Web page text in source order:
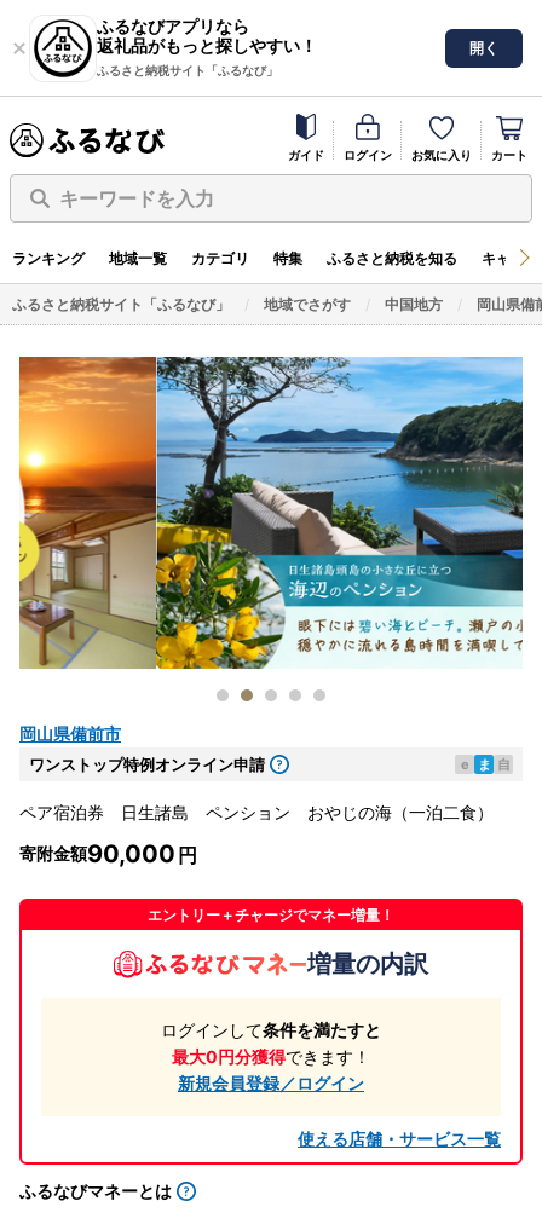
ふるなびアプリなら
返礼品がもっと探しやすい！
ふるさと納税サイト「ふるなび」
開く
ガイド ログイン お気に入り カート
キーワードを入力
ランキング 地域一覧 カテゴリ 特集 ふるさと納税を知る キャン
ふるさと納税サイト「ふるなび」 地域でさがす 中国地方 岡山県備
岡山県備前市
ワンストップ特例オンライン申請 e ま 自
ペア宿泊券 日生諸島 ペンション おやじの海（一泊二食）
寄附金額90,000
エントリー＋チャージでマネー増量！
増量の内訳
ログインして条件を満たすと
最大0円分獲得できます！
新規会員登録／ログイン
使える店舗・サービス一覧
ふるなびマネーとは